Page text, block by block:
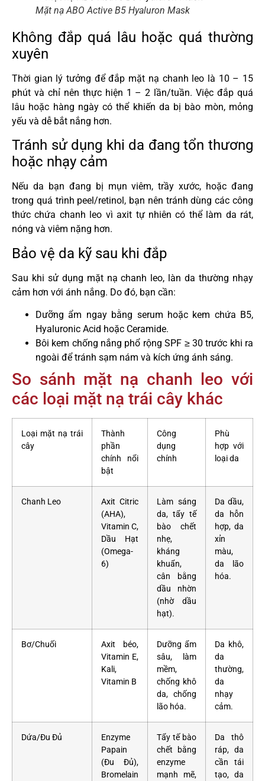
Mặt nạ ABO Active B5 Hyaluron Mask
Không đắp quá lâu hoặc quá thường
xuyên
Thời gian lý tưởng để đắp mặt nạ chanh leo là 10 – 15
phút và chỉ nên thực hiện 1 – 2 lần/tuần. Việc đắp quá
lâu hoặc hàng ngày có thể khiến da bị bào mòn, mỏng
yếu và dễ bắt nắng hơn.
Tránh sử dụng khi da đang tổn thương
hoặc nhạy cảm
Nếu da bạn đang bị mụn viêm, trầy xước, hoặc đang
trong quá trình peel/retinol, bạn nên tránh dùng các công
thức chứa chanh leo vì axit tự nhiên có thể làm da rát,
nóng và viêm nặng hơn.
Bảo vệ da kỹ sau khi đắp
Sau khi sử dụng mặt nạ chanh leo, làn da thường nhạy
cảm hơn với ánh nắng. Do đó, bạn cần:
Dưỡng ẩm ngay bằng serum hoặc kem chứa B5,
Hyaluronic Acid hoặc Ceramide.
Bôi kem chống nắng phổ rộng SPF ≥ 30 trước khi ra
ngoài để tránh sạm nám và kích ứng ánh sáng.
So sánh mặt nạ chanh leo với
các loại mặt nạ trái cây khác
Loại mặt nạ trái
cây
Thành
phần
chính nổi
bật
Công
dụng
chính
Phù
hợp với
loại da
Chanh Leo
Axit Citric
(AHA),
Vitamin C,
Dầu Hạt
(Omega-
6)
Làm sáng
da, tẩy tế
bào chết
nhẹ,
kháng
khuẩn,
cân bằng
dầu nhờn
(nhờ dầu
hạt).
Da dầu,
da hỗn
hợp, da
xỉn
màu,
da lão
hóa.
Bơ/Chuối
Axit béo,
Vitamin E,
Kali,
Vitamin B
Dưỡng ẩm
sâu, làm
mềm,
chống khô
da, chống
lão hóa.
Da khô,
da
thường,
da
nhạy
cảm.
Dứa/Đu Đủ
Enzyme
Papain
(Đu Đủ),
Bromelain
Tẩy tế bào
chết bằng
enzyme
mạnh mẽ,
Da thô
ráp, da
cần tái
tạo, da